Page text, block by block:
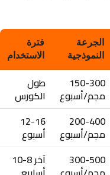
الجرعة
النموذجية
فترة
الاستخدام
150-300
مجم/أسبوع
طول
الكورس
200-400
مجم/أسبوع
12-16
أسبوع
300-500 آخر 8-10